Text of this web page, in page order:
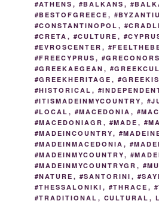
o
k
er
n
k
#ATHENS , #BALKANS ,
#BESTOFGREECE ,
#CONSTANTINOPOL ,
#CRETA , #CULTURE ,
#EVROSCENTER ,
#FREECYPRUS ,
#GREEKAEGEAN ,
#GREEKHERITAGE ,
#HISTORICAL ,
#ITISMADEINMYCOUNTRY,
#LOCAL , #MACEDONIA ,
#MACEDONIAGR , #MADE ,
#MADEINCOUNTRY,
#MADEINMACEDONIA ,
#MADEINMYCOUNTRY,
#MADEINMYCOUNTRYGR ,
#NATURE , #SANTORINI ,
#THESSALONIKI , #THRACE ,
#TRADITIONAL , CULTURAL ,